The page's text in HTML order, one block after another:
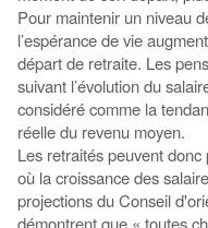
Pour maintenir un niveau
l’espérance de vie
départ de retraite. Les
suivant l’évolution du
considéré comme la
réelle du revenu moyen.
Les retraités peuvent
où la croissance des
projections du Conseil
démontrent que « toutes